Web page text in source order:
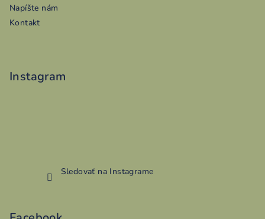
Napíšte nám
Kontakt
Instagram
Sledovať na Instagrame